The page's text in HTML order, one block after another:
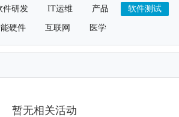
件研发 IT运维 产品 软件测试
硬件 互联网 医学
暂无相关活动